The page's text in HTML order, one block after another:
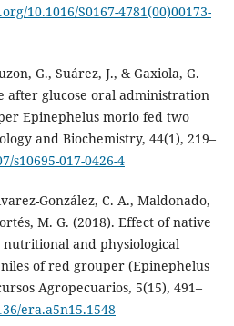
10.1016/S0167-4781(00)00173-
G., Suárez, J., & Gaxiola, G.
after glucose oral administration
Epinephelus morio fed two
and Biochemistry, 44(1), 219–
s10695-017-0426-4
González, C. A., Maldonado,
M. G. (2018). Effect of native
and physiological
of red grouper (Epinephelus
Agropecuarios, 5(15), 491–
era.a5n15.1548